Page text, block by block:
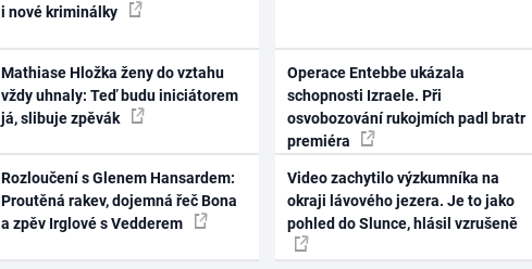
i nové kriminálky
Mathiase Hložka ženy do vztahu
vždy uhnaly: Teď budu iniciátorem
já, slibuje zpěvák
Rozloučení s Glenem Hansardem:
Proutěná rakev, dojemná řeč Bona
a zpěv Irglové s Vedderem
Operace Entebbe ukázala
schopnosti Izraele. Při
osvobozování rukojmích padl bratr
premiéra
Video zachytilo výzkumníka na
okraji lávového jezera. Je to jako
pohled do Slunce, hlásil vzrušeně